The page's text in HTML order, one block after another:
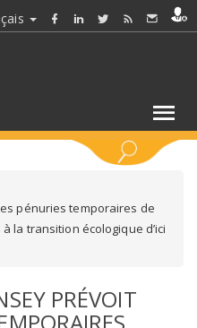
pénuries temporaires de
la transition écologique d’ici
PRÉVOIT